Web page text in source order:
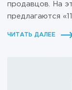
продавцов. На
предлагаются
ЧИТАТЬ ДАЛЕЕ